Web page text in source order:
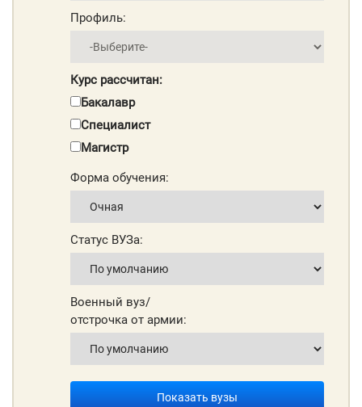
Профиль:
Курс рассчитан:
Бакалавр
Специалист
Магистр
Форма обучения:
Статус ВУЗа:
Военный вуз/
отстрочка от армии:
Показать вузы